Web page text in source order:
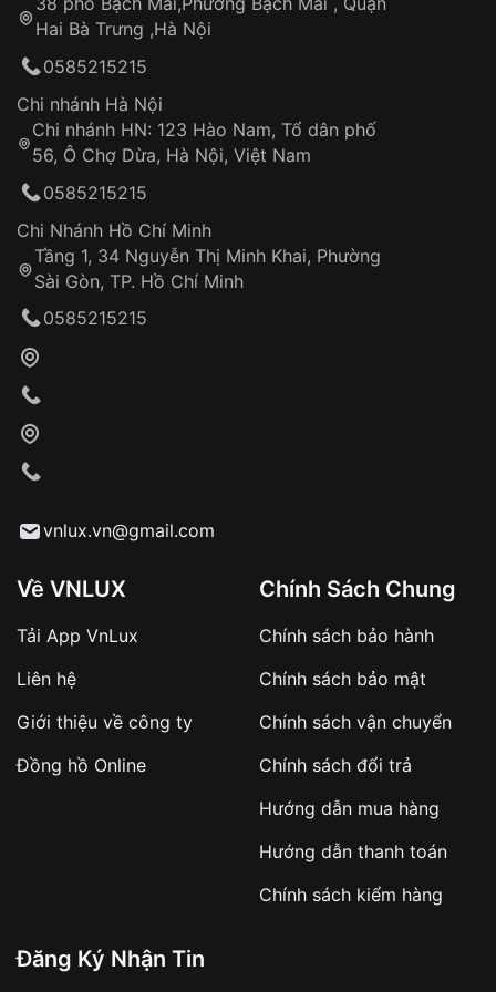
Hotline: 0585 215 215
Từ khóa SEO:
Khách hàng kiểm tra và thanh toán trực tiếp
Từ khóa SEO:
sản phẩm đặc biệt
hàng
Số tiền còn lại thanh toán khi nhận hàng hoặc
✔️ Đảm bảo xử lý đơn hàng nhanh chóng
✔️ Hạn chế tình trạng hủy đơn không mong
Từ khóa SEO:
Tự ý sửa chữa
thống VNLUX
Đảm bảo quyền lợi khách hàng
Đồng hành cùng khách hàng trong suốt quá
trình sử dụng
Hai Bà Trưng ,Hà Nội
0585215215
Chi nhánh Hà Nội
Chi nhánh HN: 123 Hào Nam, Tổ dân phố
56, Ô Chợ Dừa, Hà Nội, Việt Nam
0585215215
Chi Nhánh Hồ Chí Minh
Tầng 1, 34 Nguyễn Thị Minh Khai, Phường
Sài Gòn, TP. Hồ Chí Minh
0585215215
vnlux.vn@gmail.com
Về VNLUX
Tải App VnLux
Liên hệ
Giới thiệu về công ty
Đồng hồ Online
Chính Sách Chung
Chính sách bảo hành
Chính sách bảo mật
Chính sách vận chuyển
Chính sách đổi trả
Hướng dẫn mua hàng
Hướng dẫn thanh toán
Chính sách kiểm hàng
Đăng Ký Nhận Tin